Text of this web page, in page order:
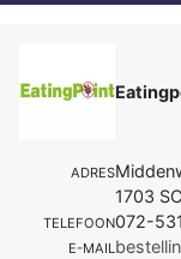
ADRES
1703
TELEFOON072-
E-MAIL